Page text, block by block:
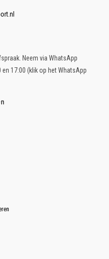
Neem via WhatsApp
17:00 (klik op het WhatsApp